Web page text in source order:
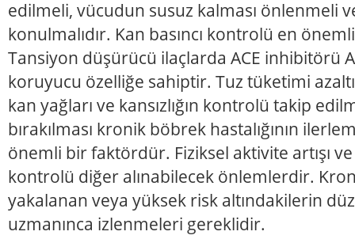
edilmeli, vücudun susuz kalması önlenmeli
konulmalıdır. Kan basıncı kontrolü en
Tansiyon düşürücü ilaçlarda ACE inhibitörü
koruyucu özelliğe sahiptir. Tuz tüketimi
kan yağları ve kansızlığın kontrolü takip
bırakılması kronik böbrek hastalığının
önemli bir faktördür. Fiziksel aktivite artışı ve
kontrolü diğer alınabilecek önlemlerdir.
yakalanan veya yüksek risk altındakilerin
uzmanınca izlenmeleri gereklidir.